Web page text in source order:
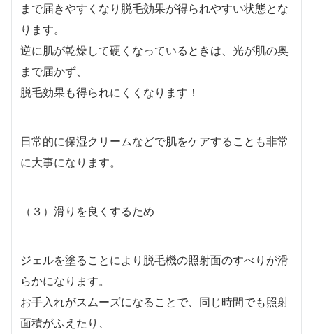
まで届きやすくなり脱毛効果が得られやすい状態とな
ります。
逆に肌が乾燥して硬くなっているときは、光が肌の奥
まで届かず、
脱毛効果も得られにくくなります！
日常的に保湿クリームなどで肌をケアすることも非常
に大事になります。
（３）滑りを良くするため
ジェルを塗ることにより脱毛機の照射面のすべりが滑
らかになります。
お手入れがスムーズになることで、同じ時間でも照射
面積がふえたり、